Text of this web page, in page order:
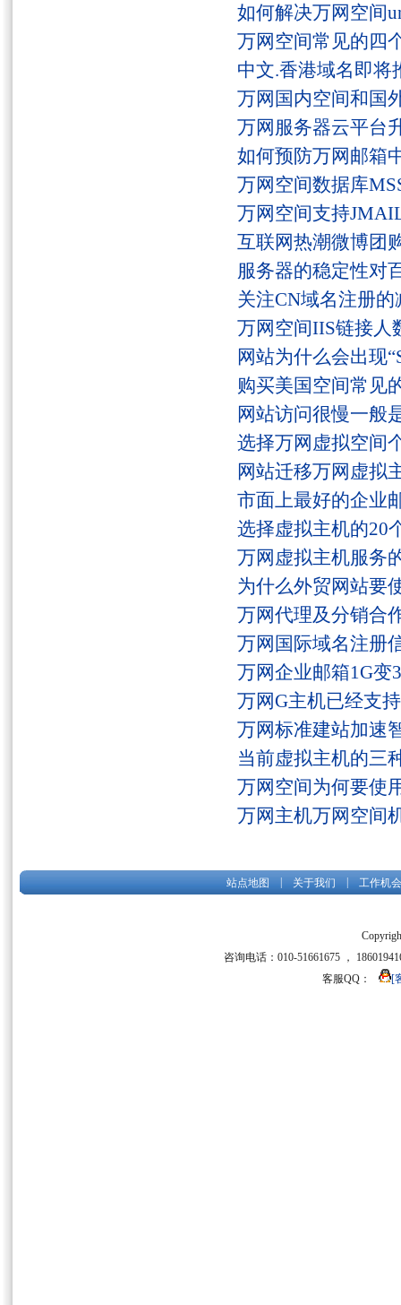
如何解决万网空间
万网空间常见的四
中文.香港域名即将
万网国内空间和国
万网服务器云平台
如何预防万网邮箱
万网空间数据库
万网空间支持
互联网热潮微博团
服务器的稳定性对
关注CN域名注册
万网空间IIS链接人
网站为什么会出现
购买美国空间常见
网站访问很慢一般
选择万网虚拟空间
网站迁移万网虚拟
市面上最好的企业
选择虚拟主机的20
万网虚拟主机服务
为什么外贸网站要
万网代理及分销合
万网国际域名注册
万网企业邮箱1G变
万网G主机已经支
万网标准建站加速
当前虚拟主机的三
万网空间为何要使
万网主机万网空间
站点地图 关于我们 工作机会
咨询电话：010-51661675 ，
客服QQ：
[